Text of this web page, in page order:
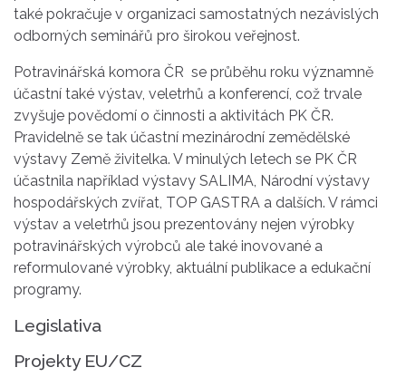
také pokračuje v organizaci samostatných nezávislých
odborných seminářů pro širokou veřejnost.
Potravinářská komora ČR se průběhu roku významně
účastní také výstav, veletrhů a konferencí, což trvale
zvyšuje povědomí o činnosti a aktivitách PK ČR.
Pravidelně se tak účastní mezinárodní zemědělské
výstavy Země živitelka. V minulých letech se PK ČR
účastnila například výstavy SALIMA, Národní výstavy
hospodářských zvířat, TOP GASTRA a dalších. V rámci
výstav a veletrhů jsou prezentovány nejen výrobky
potravinářských výrobců ale také inovované a
reformulované výrobky, aktuální publikace a edukační
programy.
Legislativa
Projekty EU/CZ